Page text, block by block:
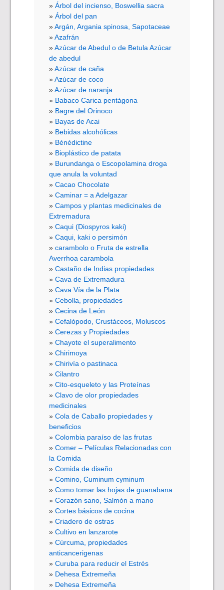
Árbol del incienso, Boswellia sacra
Árbol del pan
Argán, Argania spinosa, Sapotaceae
Azafrán
Azúcar de Abedul o de Betula Azúcar
de abedul
Azúcar de caña
Azúcar de coco
Azúcar de naranja
Babaco Carica pentágona
Bagre del Orinoco
Bayas de Acai
Bebidas alcohólicas
Bénédictine
Bioplástico de patata
Burundanga o Escopolamina droga
que anula la voluntad
Cacao Chocolate
Caminar = a Adelgazar
Campos y plantas medicinales de
Extremadura
Caqui (Diospyros kaki)
Caqui, kaki o persimón
carambolo o Fruta de estrella
Averrhoa carambola
Castaño de Indias propiedades
Cava de Extremadura
Cava Vía de la Plata
Cebolla, propiedades
Cecina de León
Cefalópodo, Crustáceos, Moluscos
Cerezas y Propiedades
Chayote el superalimento
Chirimoya
Chirivía o pastinaca
Cilantro
Cito-esqueleto y las Proteínas
Clavo de olor propiedades
medicinales
Cola de Caballo propiedades y
beneficios
Colombia paraíso de las frutas
Comer – Películas Relacionadas con
la Comida
Comida de diseño
Comino, Cuminum cyminum
Como tomar las hojas de guanabana
Corazón sano, Salmón a mano
Cortes básicos de cocina
Criadero de ostras
Cultivo en lanzarote
Cúrcuma, propiedades
anticancerigenas
Curuba para reducir el Estrés
Dehesa Extremeña
Dehesa Extremeña